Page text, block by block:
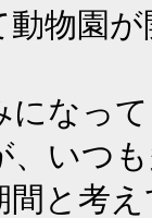
動物園
になっ
、いつ
と考